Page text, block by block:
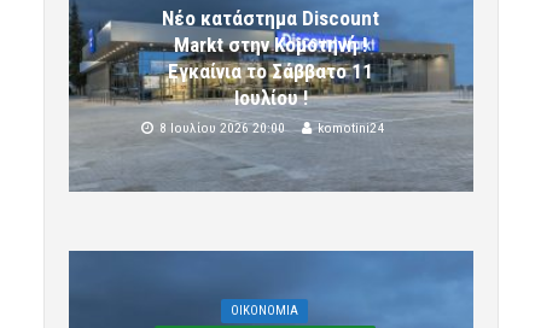
Νέο κατάστημα Discount
Markt στην Κομοτηνή !
Εγκαίνια το Σάββατο 11
Ιουλίου !
8 Ιουλίου 2026 20:00 komotini24
OIKONOMIA